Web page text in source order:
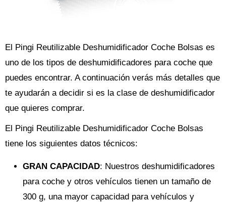
El Pingi Reutilizable Deshumidificador Coche Bolsas es
uno de los tipos de deshumidificadores para coche que
puedes encontrar. A continuación verás más detalles que
te ayudarán a decidir si es la clase de deshumidificador
que quieres comprar.
El Pingi Reutilizable Deshumidificador Coche Bolsas
tiene los siguientes datos técnicos:
GRAN CAPACIDAD: Nuestros deshumidificadores
para coche y otros vehículos tienen un tamaño de
300 g, una mayor capacidad para vehículos y